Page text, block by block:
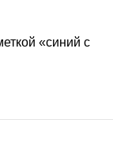
«синий с